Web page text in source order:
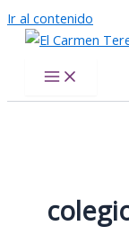
Ir al contenido